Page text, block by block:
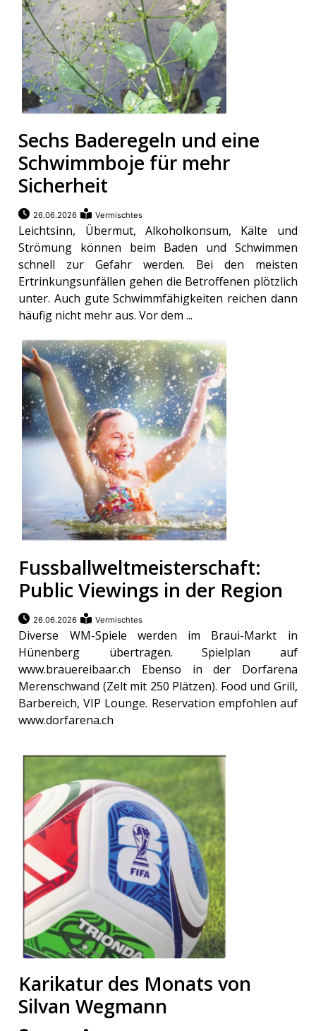
Sechs Baderegeln und eine
Schwimmboje für mehr
Sicherheit
26.06.2026 Vermischtes
Leichtsinn, Übermut, Alkoholkonsum, Kälte und
Strömung können beim Baden und Schwimmen
schnell zur Gefahr werden. Bei den meisten
Ertrinkungsunfällen gehen die Betroffenen plötzlich
unter. Auch gute Schwimmfähigkeiten reichen dann
häufig nicht mehr aus. Vor dem ...
Fussballweltmeisterschaft:
Public Viewings in der Region
26.06.2026 Vermischtes
Diverse WM-Spiele werden im Braui-Markt in
Hünenberg übertragen. Spielplan auf
www.brauereibaar.ch Ebenso in der Dorfarena
Merenschwand (Zelt mit 250 Plätzen). Food und Grill,
Barbereich, VIP Lounge. Reservation empfohlen auf
www.dorfarena.ch
Karikatur des Monats von
Silvan Wegmann